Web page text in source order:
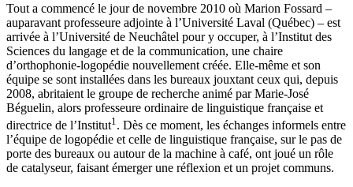
Tout a commencé le jour de novembre 2010 où Marion Fossard –
auparavant professeure adjointe à l’Université Laval (Québec) – est
arrivée à l’Université de Neuchâtel pour y occuper, à l’Institut des
Sciences du langage et de la communication, une chaire
d’orthophonie-logopédie nouvellement créée. Elle-même et son
équipe se sont installées dans les bureaux jouxtant ceux qui, depuis
2008, abritaient le groupe de recherche animé par Marie-José
Béguelin, alors professeure ordinaire de linguistique française et
directrice de l’Institut1 . Dès ce moment, les échanges informels entre
l’équipe de logopédie et celle de linguistique française, sur le pas de
porte des bureaux ou autour de la machine à café, ont joué un rôle
de catalyseur, faisant émerger une réflexion et un projet communs.